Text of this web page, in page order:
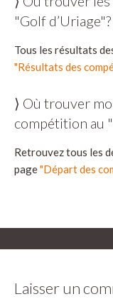
"Golf d’Uriage"?
Tous les résultats
"Résultats des
⟩ Où trouver
compétition au
Retrouvez tous les
page"Départ des
Laisser un